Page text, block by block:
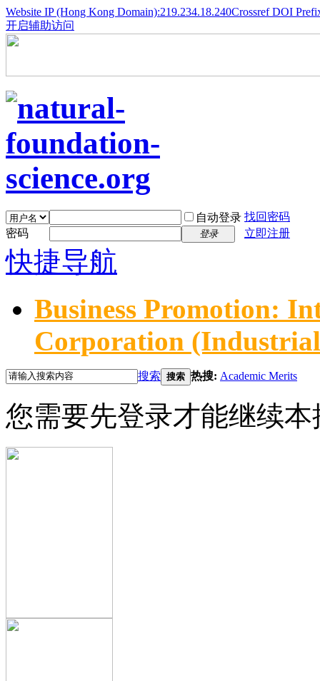
Website IP (Hong Kong Domain):219.234.18.240Crossref DOI
开启辅助访问
自动登录 找回密码
密码
登录 立即注册
快捷导航
Business Promotion:
Corporation
搜索 搜索 热搜: Academic Merits
您需要先登录才能继续本